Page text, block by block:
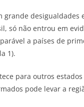
grande
só não entrou em
a países de
1).
para outros
pode levar a